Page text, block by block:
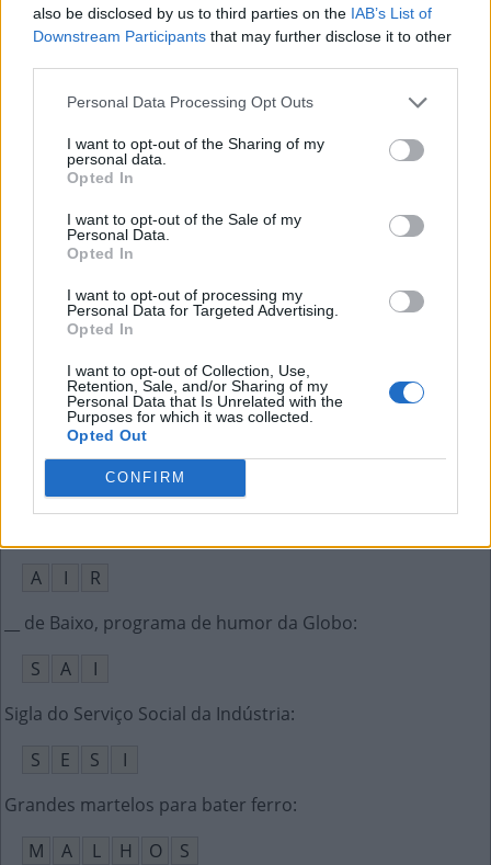
also be disclosed by us to third parties on the IAB’s List of
Downstream Participants that may further disclose it to other
Personal Data Processing Opt Outs
I want to opt-out of the Sharing of my
personal data.
Opted In
I want to opt-out of the Sale of my
Personal Data.
Opted In
I want to opt-out of processing my
Personal Data for Targeted Advertising.
Opted In
I want to opt-out of Collection, Use,
Retention, Sale, and/or Sharing of my
Personal Data that Is Unrelated with the
Purposes for which it was collected.
Opted Out
CONFIRM
S
O
M
Palavra para definir uma época histórica:
A Hayek que foi Frida no cinema
A L M
A
A pessoa que não pode sair por causa da chuva
L H A D
A
O N I T
O
Cinta utilizada em rodeios para estimular o bicho
É
M
A
I
R
__ de Baixo, programa de humor da Globo:
S
A
I
Sigla do Serviço Social da Indústria:
S
E S
I
Grandes martelos para bater ferro:
M
A L H O
S